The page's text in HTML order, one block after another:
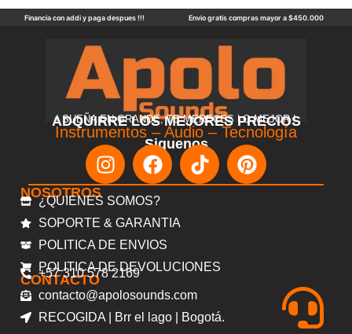
Financia con addi y paga despues !!! Envio gratis compras mayor a $450.000
ADQUIRRE LOS MEJORES PRECIOS
! SUEÑA EN GRANDE, TE MERECES LO MEJOR !
Instrumentos – Audio – Tecnología
Siguenos
NOSOTROS
¿QUIENES SOMOS?
SOPORTE & GARANTIA
POLITICA DE ENVIOS
POLITICA DE DEVOLUCIONES
CONTACTO
+57 310 578 2169
contacto@apolosounds.com
RECOGIDA | Brr el lago | Bogotá.